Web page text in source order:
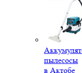
пылесосы
в Актобе